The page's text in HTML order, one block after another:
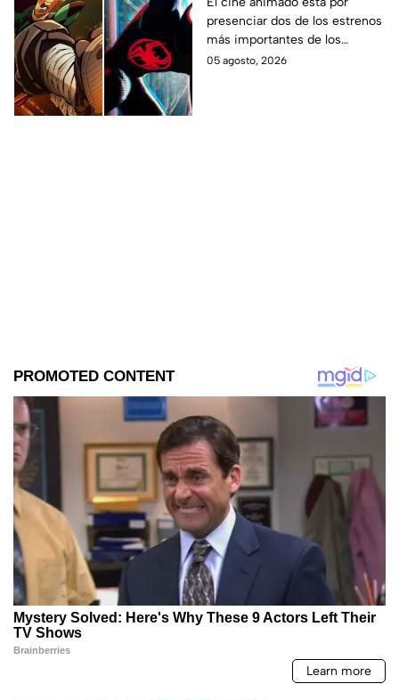
en taquilla del 2027
presenciar dos de los estrenos
más importantes de los
últimos años.
05 agosto, 2026